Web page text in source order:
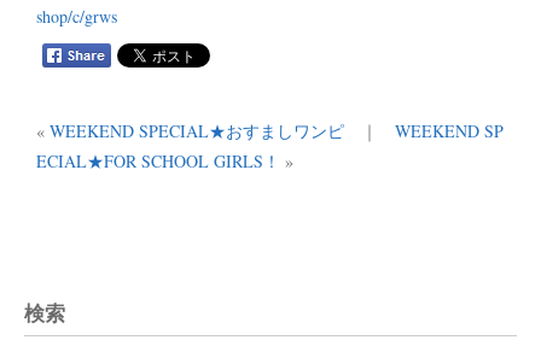
shop/c/grws
« WEEKEND SPECIAL★おすましワンピ ｜ WEEKEND SP
ECIAL★FOR SCHOOL GIRLS！ »
検索